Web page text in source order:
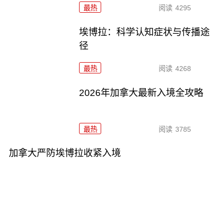
最热 阅读 4295
埃博拉：科学认知症状与传播途
径
最热 阅读 4268
2026年加拿大最新入境全攻略
最热 阅读 3785
加拿大严防埃博拉收紧入境